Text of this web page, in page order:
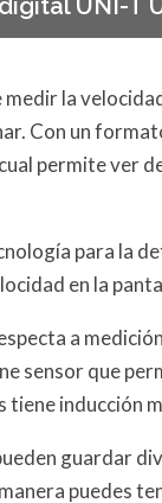
la
Con un
permite ver
para la
en la
a
sensor que
tiene inducción
guardar
puedes